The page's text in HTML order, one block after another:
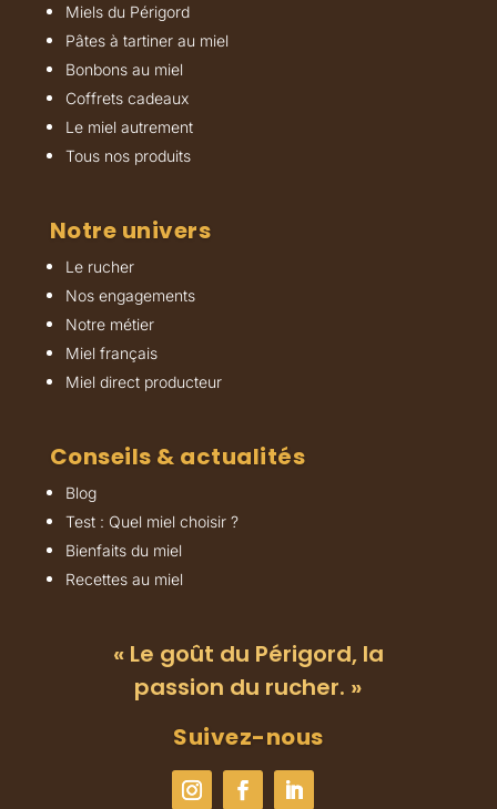
Miels du Périgord
Pâtes à tartiner au miel
Bonbons au miel
Coffrets cadeaux
Le miel autrement
Tous nos produits
Notre univers
Le rucher
Nos engagements
Notre métier
Miel français
Miel direct producteur
Conseils & actualités
Blog
Test : Quel miel choisir ?
Bienfaits du miel
Recettes au miel
« Le goût du Périgord, la
passion du rucher. »
Suivez-nous